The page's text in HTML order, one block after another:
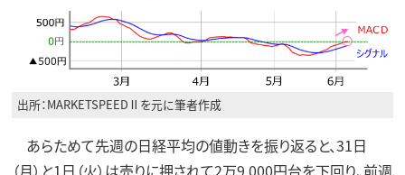
出所：MARKETSPEEDⅡを元に筆者作成
あらためて先週の日経平均の値動きを振り返ると、31日
（月）と1日（火）は売りに押されて2万9,000円台を下回り、前週